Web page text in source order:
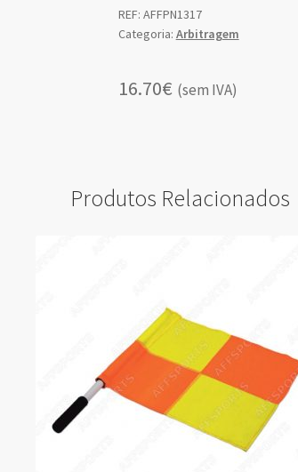
Spray
de
Futebol
REF: AFFPN1317
Categoria: Arbitragem
16.70€ (sem IVA)
Produtos Relacionados